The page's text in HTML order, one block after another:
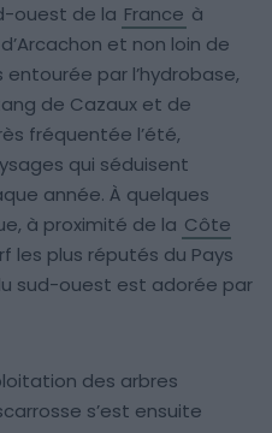
ouest de la France à
et non loin de
entourée par l’hydrobase,
de Cazaux et de
fréquentée l’été,
qui séduisent
année. À quelques
à proximité de la Côte
les plus réputés du Pays
sud-ouest est adorée par
des arbres
s’est ensuite